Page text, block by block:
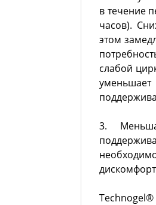
в течение
часов).
этом
слабой
3.